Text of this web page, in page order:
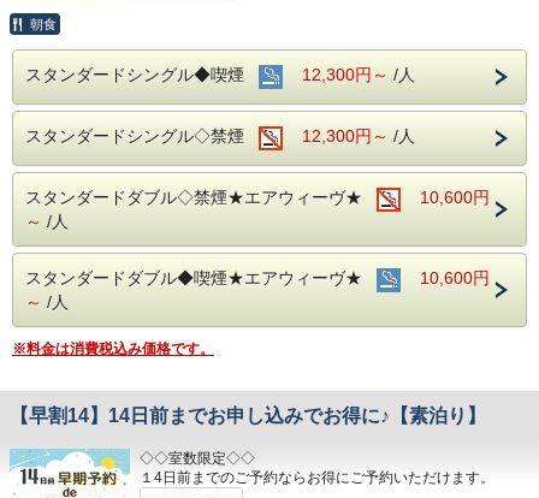
会が多い場所を
当ホテルの客室は窓が開放出来る為、簡単に空気を入れ替
える事が可能です。
清掃時は常に換気をして新鮮な空気に入れ替えておりま
す。
～ ビジネス・旅行に最高のロケーション ～
名鉄名古屋駅のすぐ上！！
中部国際空港まで最速２８分（名鉄名古屋駅から乗車可能）
～ ご朝食 ～
１８階レストラン アイリス
営業時間：７：００～１０：００ （最終入場 ９：３０）
お財布にも優しい ＋ お客様にも優しいホテルです♪♪
ご予約お待ちしてます(*^o^)ノ
朝食
スタンダードシングル◆喫煙 12,300円～ /人
スタンダードシングル◇禁煙 12,300円～ /人
スタンダードダブル◇禁煙★エアウィーヴ★
10,600円
～ /人
スタンダードダブル◆喫煙★エアウィーヴ★
10,600円
～ /人
※料金は消費税込み価格です。
【早割14】14日前までお申し込みでお得に♪【素泊り】
◇◇室数限定◇◇
１4日前までのご予約ならお得にご予約いただけます。